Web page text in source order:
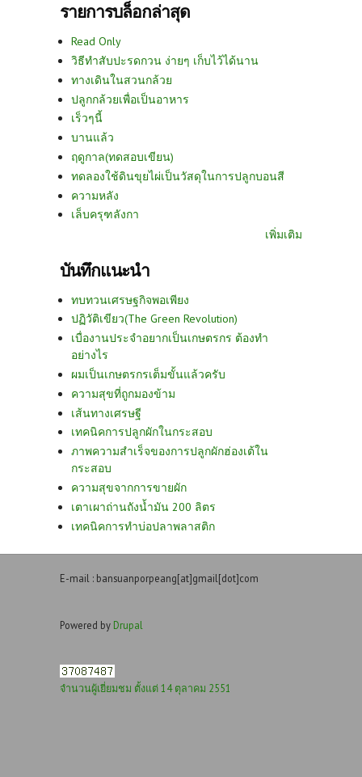
รายการบล็อกล่าสุด
Read Only
วิธีทำสับปะรดกวน ง่ายๆ เก็บไว้ได้นาน
ทางเดินในสวนกล้วย
ปลูกกล้วยเพื่อเป็นอาหาร
เร็วๆนี้
บานแล้ว
ฤดูกาล(ทดสอบเขียน)
ทดลองใช้ดินขุยไผ่เป็นวัสดุในการปลูกบอนสี
ความหลัง
เล็บครุฑลังกา
เพิ่มเติม
บันทึกแนะนำ
ทบทวนเศรษฐกิจพอเพียง
ปฏิวัติเขียว(The Green Revolution)
เบื่องานประจำอยากเป็นเกษตรกร ต้องทำ
อย่างไร
ผมเป็นเกษตรกรเต็มขั้นแล้วครับ
ความสุขที่ถูกมองข้าม
เส้นทางเศรษฐี
เทคนิคการปลูกผักในกระสอบ
ภาพความสำเร็จของการปลูกผักฮ่องเต้ใน
กระสอบ
ความสุขจากการขายผัก
เตาเผาถ่านถังน้ำมัน 200 ลิตร
เทคนิคการทำบ่อปลาพลาสติก
E-mail : bansuanporpeang[at]gmail[dot]com
Powered by Drupal
จำนวนผู้เยี่ยมชม ตั้งแต่ 14 ตุลาคม 2551